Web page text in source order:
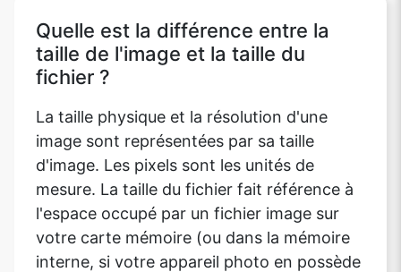
Quelle est la différence entre la
taille de l'image et la taille du
fichier ?
La taille physique et la résolution d'une
image sont représentées par sa taille
d'image. Les pixels sont les unités de
mesure. La taille du fichier fait référence à
l'espace occupé par un fichier image sur
votre carte mémoire (ou dans la mémoire
interne, si votre appareil photo en possède